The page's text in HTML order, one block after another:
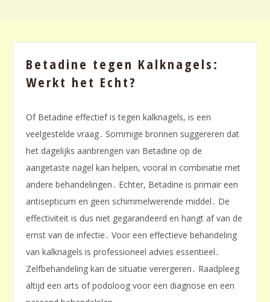
Betadine tegen Kalknagels:
Werkt het Echt?
Of Betadine effectief is tegen kalknagels, is een
veelgestelde vraag․ Sommige bronnen suggereren dat
het dagelijks aanbrengen van Betadine op de
aangetaste nagel kan helpen, vooral in combinatie met
andere behandelingen․ Echter, Betadine is primair een
antisepticum en geen schimmelwerende middel․ De
effectiviteit is dus niet gegarandeerd en hangt af van de
ernst van de infectie․ Voor een effectieve behandeling
van kalknagels is professioneel advies essentieel․
Zelfbehandeling kan de situatie verergeren․ Raadpleeg
altijd een arts of podoloog voor een diagnose en een